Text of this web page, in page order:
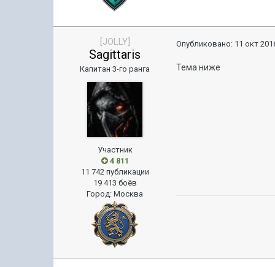
[JOLLY]
Sagittaris
Капитан 3-го ранга
Участник
4 811
11 742 публикации
19 413 боёв
Город:Москва
Опубликовано: 11 окт
Тема ниже